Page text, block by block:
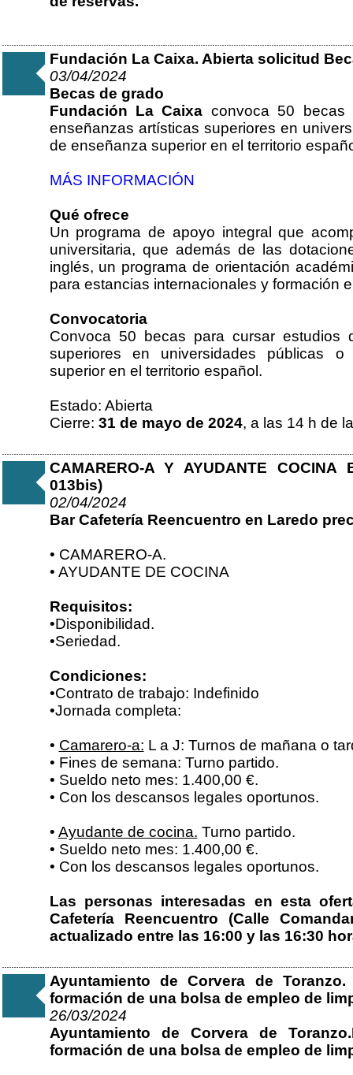
Fundación La Caixa. Abierta solicitud
03/04/2024
Becas de grado
Fundación La Caixa convoca 50
enseñanzas artísticas superiores en
de enseñanza superior en el territorio
MÁS INFORMACIÓN
Qué ofrece
Un programa de apoyo integral que
universitaria, que además de las
inglés, un programa de orientación
para estancias internacionales y formación
Convocatoria
Convoca 50 becas para cursar estudios
superiores en universidades públicas
superior en el territorio español.
Estado: Abierta
Cierre: 31 de mayo de 2024, a las 14 h de
CAMARERO-A Y AYUDANTE
013bis)
02/04/2024
Bar Cafetería Reencuentro en Laredo
• CAMARERO-A.
• AYUDANTE DE COCINA
Requisitos:
•Disponibilidad.
•Seriedad.
Condiciones:
•Contrato de trabajo: Indefinido
•Jornada completa:
• Camarero-a: L a J: Turnos de mañana o
• Fines de semana: Turno partido.
• Sueldo neto mes: 1.400,00 €.
• Con los descansos legales oportunos.
• Ayudante de cocina. Turno partido.
• Sueldo neto mes: 1.400,00 €.
• Con los descansos legales oportunos.
Las personas interesadas en esta
Cafetería Reencuentro (Calle
actualizado entre las 16:00 y las 16:30
Ayuntamiento de Corvera de
formación de una bolsa de empleo de
26/03/2024
Ayuntamiento de Corvera de
formación de una bolsa de empleo de